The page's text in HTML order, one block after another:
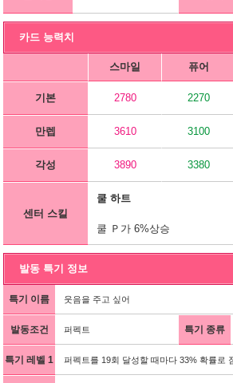
카드 능력치
스마일 퓨어
기본 2780 2270
만렙 3610 3100
각성 3890 3380
센터 스킬
쿨 하트
쿨 Ｐ가 6%상승
발동 특기 정보
특기 이름 웃음을 주고 싶어
발동조건 퍼펙트 특기 종류
특기 레벨 1 퍼펙트를 19회 달성할 때마다 33% 확률로